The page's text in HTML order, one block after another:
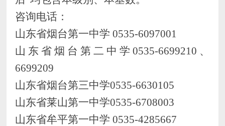
咨询电话：
山东省烟台第一中学 0535-6097001
山东省烟台第二中学 0535-6699210、
6699209
山东省烟台第三中学0535-6630105
山东省莱山第一中学0535-6708003
山东省牟平第一中学 0535-4285667